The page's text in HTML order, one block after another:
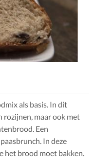
als basis. In dit
maar ook met
Een
In deze
het brood moet bakken.